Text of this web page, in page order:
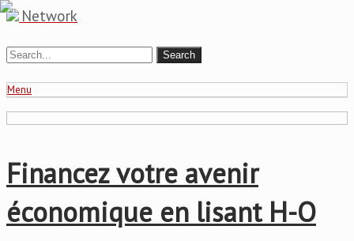
Network
Menu
Financez votre avenir
économique en lisant H-O